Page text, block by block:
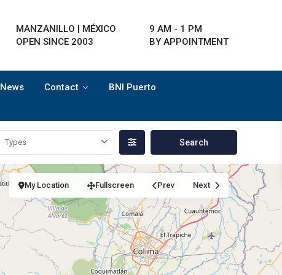
MANZANILLO | MÉXICO
OPEN SINCE 2003
9 AM - 1 PM
BY APPOINTMENT
News Contact BNI Puerto
Types
My Location Fullscreen Prev Next